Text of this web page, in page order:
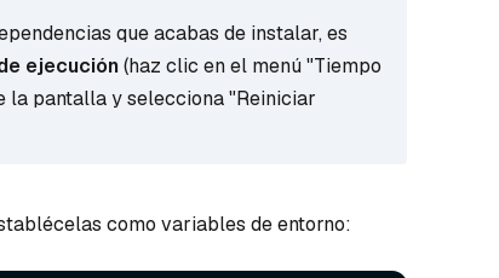
que acabas de instalar, es
ejecución(haz clic en el menú "Tiempo
la pantalla y selecciona "Reiniciar
como variables de entorno: